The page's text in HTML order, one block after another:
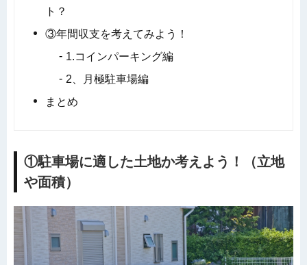
ト？
③年間収支を考えてみよう！
1.コインパーキング編
2、月極駐車場編
まとめ
①駐車場に適した土地か考えよう！（立地
や面積）